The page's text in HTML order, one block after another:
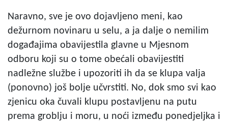
Naravno, sve je ovo dojavljeno meni, kao
dežurnom novinaru u selu, a ja dalje o nemilim
događajima obavijestila glavne u Mjesnom
odboru koji su o tome obećali obavijestiti
nadležne službe i upozoriti ih da se klupa valja
(ponovno) još bolje učvrstiti. No, dok smo svi kao
zjenicu oka čuvali klupu postavljenu na putu
prema groblju i moru, u noći između ponedjeljka i